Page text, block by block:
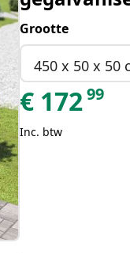
Grootte
450 x 50 x 50
€ 17299
Inc. btw